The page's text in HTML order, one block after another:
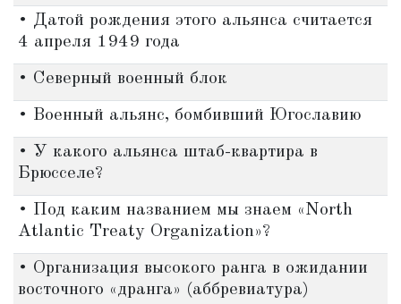
• Датой рождения этого альянса считается
4 апреля 1949 года
• Северный военный блок
• Военный альянс, бомбивший Югославию
• У какого альянса штаб-квартира в
Брюсселе?
• Под каким названием мы знаем «North
Atlantic Treaty Organization»?
• Организация высокого ранга в ожидании
восточного «дранга» (аббревиатура)